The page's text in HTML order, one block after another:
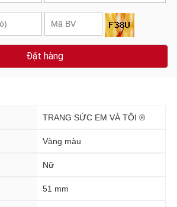
Đặt hàng
TRANG SỨC EM VÀ TÔI ®
Vàng màu
Nữ
51 mm